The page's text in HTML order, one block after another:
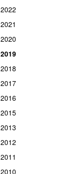
2022
2021
2020
2019
2018
2017
2016
2015
2013
2012
2011
2010